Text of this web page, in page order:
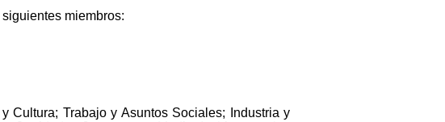
miembros:
Cultura; Trabajo y Asuntos Sociales; Industria y